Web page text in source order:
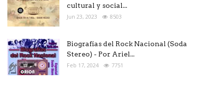
cultural y social...
Jun 23, 2023 8503
Biografías del Rock Nacional (Soda
Stereo) - Por Ariel...
Feb 17, 2024 7751